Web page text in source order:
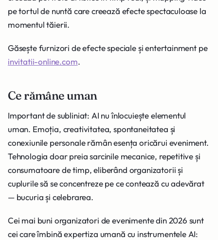
pe tortul de nuntă care creează efecte spectaculoase la
momentul tăierii.
Găsește furnizori de efecte speciale și entertainment pe
invitatii-online.com.
Ce rămâne uman
Important de subliniat: AI nu înlocuiește elementul
uman. Emoția, creativitatea, spontaneitatea și
conexiunile personale rămân esența oricărui eveniment.
Tehnologia doar preia sarcinile mecanice, repetitive și
consumatoare de timp, eliberând organizatorii și
cuplurile să se concentreze pe ce contează cu adevărat
— bucuria și celebrarea.
Cei mai buni organizatori de evenimente din 2026 sunt
cei care îmbină expertiza umană cu instrumentele AI: